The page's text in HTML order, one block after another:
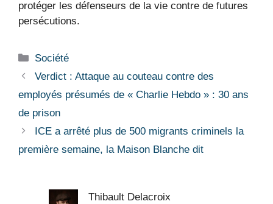
protéger les défenseurs de la vie contre de futures
persécutions.
Catégories
Société
Verdict : Attaque au couteau contre des
employés présumés de « Charlie Hebdo » : 30 ans
de prison
ICE a arrêté plus de 500 migrants criminels la
première semaine, la Maison Blanche dit
Thibault Delacroix